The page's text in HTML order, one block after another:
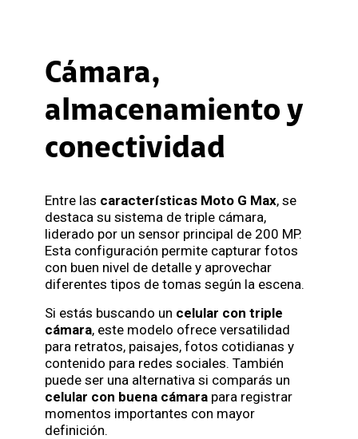
Cámara,
almacenamiento y
conectividad
Entre las características Moto G Max, se
destaca su sistema de triple cámara,
liderado por un sensor principal de 200 MP.
Esta configuración permite capturar fotos
con buen nivel de detalle y aprovechar
diferentes tipos de tomas según la escena.
Si estás buscando un celular con triple
cámara, este modelo ofrece versatilidad
para retratos, paisajes, fotos cotidianas y
contenido para redes sociales. También
puede ser una alternativa si comparás un
celular con buena cámara para registrar
momentos importantes con mayor
definición.